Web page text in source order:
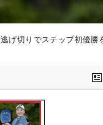
逃げ切りでステップ初優勝